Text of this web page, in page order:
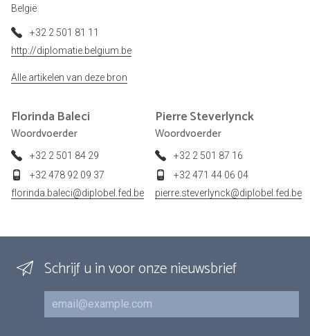
België
+32 2 501 81 11
http://diplomatie.belgium.be
Alle artikelen van deze bron
Florinda Baleci
Woordvoerder
+32 2 501 84 29
+32 478 92 09 37
florinda.baleci@diplobel.fed.be
PierreSteverlynck
Woordvoerder
+32 2 501 87 16
+32 471 44 06 04
pierre.steverlynck@diplobel.fed.be
Schrijf u in voor onze nieuwsbrief
E-mail